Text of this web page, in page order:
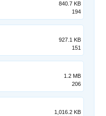
840.7 KB
194
927.1 KB
151
1.2 MB
206
1,016.2 KB